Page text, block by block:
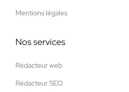
Mentions légales
Nos services
Rédacteur web
Rédacteur SEO